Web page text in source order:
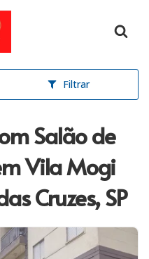
inicial
Filtrar
Salão de
Vila Mogi
Cruzes, SP